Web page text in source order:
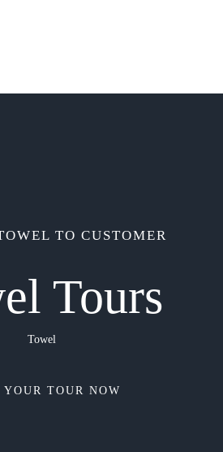
TO CUSTOMER
Tours
Towel
YOUR TOUR NOW